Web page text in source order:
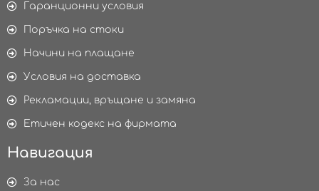
Гаранционни условия
Поръчка на стоки
Начини на плащане
Условия на доставка
Рекламации, връщане и замяна
Етичен кодекс на фирмата
Навигация
За нас